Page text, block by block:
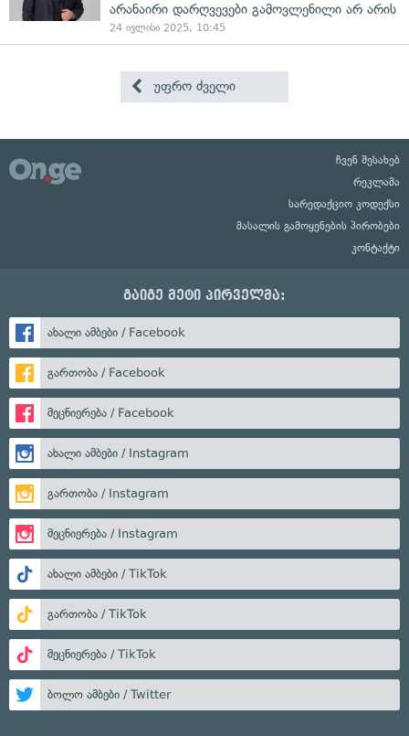
არანაირი დარღვევები გამოვლენილი არ არის
24 ივლისი 2025, 10:45
უფრო ძველი
ჩვენ შესახებ
რეკლამა
სარედაქციო კოდექსი
მასალის გამოყენების პირობები
კონტაქტი
გაიგე მეტი პირველმა:
ახალი ამბები / Facebook
გართობა / Facebook
მეცნიერება / Facebook
ახალი ამბები / Instagram
გართობა / Instagram
მეცნიერება / Instagram
ახალი ამბები / TikTok
გართობა / TikTok
მეცნიერება / TikTok
ბოლო ამბები / Twitter